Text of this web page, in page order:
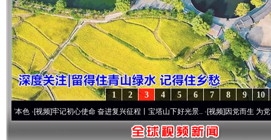
10
9
8
7
6
5
4
3
2
1
牢记初心使命 奋进复兴征程丨宝塔山下好光景..·[视频]因党而生 为党而战——百